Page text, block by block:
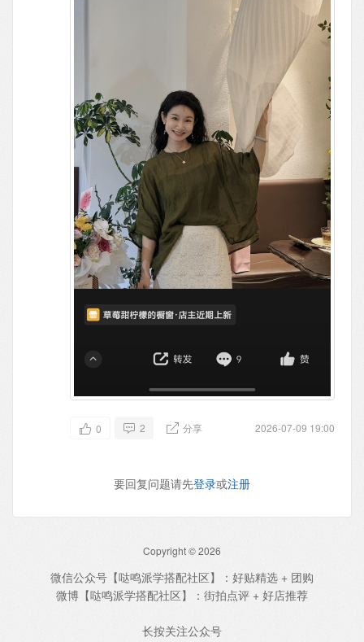
2026-07-09 19:00
0 2 分享
要回复问题请先登录或注册
Copyright © 2026
微信公众号【哒鸣派学搭配社区】：好贴精选 + 团购
微博【哒鸣派学搭配社区】：街拍点评 + 好店推荐
长按关注公众号